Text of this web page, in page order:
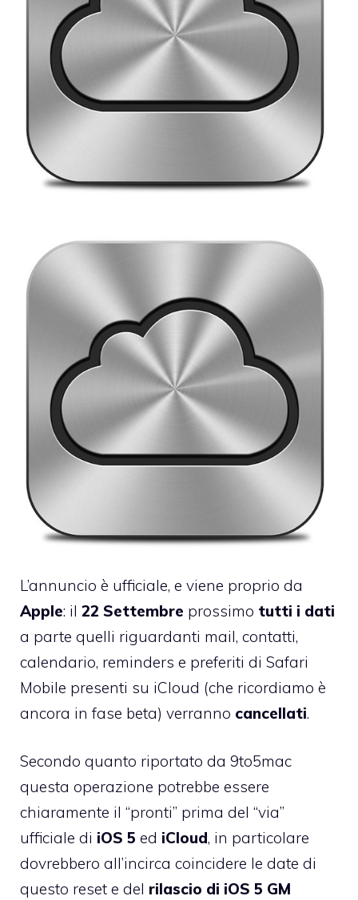
L’annuncio è ufficiale, e viene proprio da
Apple: il 22 Settembre prossimo tutti i dati
a parte quelli riguardanti mail, contatti,
calendario, reminders e preferiti di Safari
Mobile presenti su iCloud (che ricordiamo è
ancora in fase beta) verranno cancellati.
Secondo quanto riportato da 9to5mac
questa operazione potrebbe essere
chiaramente il “pronti” prima del “via”
ufficiale di iOS 5 ed iCloud, in particolare
dovrebbero all’incirca coincidere le date di
questo reset e del rilascio di iOS 5 GM